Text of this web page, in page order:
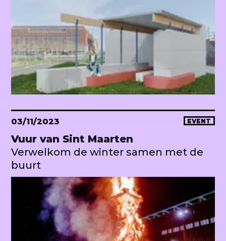
03/11/2023 EVENT
Vuur van Sint Maarten
Verwelkom de winter samen met de
buurt